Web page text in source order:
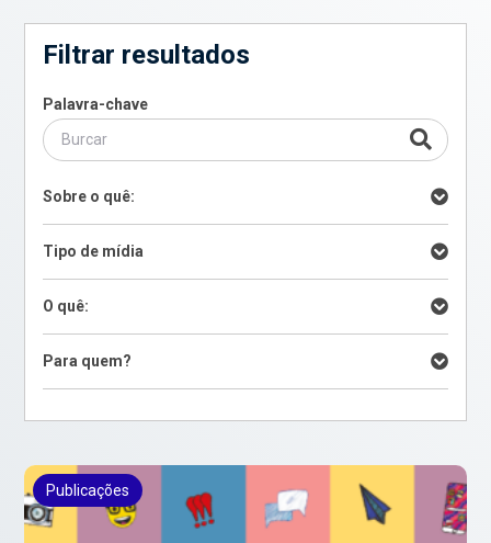
Filtrar resultados
Palavra-chave
Sobre o quê:
Tipo de mídia
O quê:
Para quem?
Publicações